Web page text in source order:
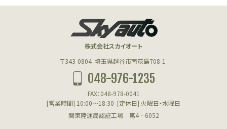
株式会社スカイオート
〒343-0804 埼玉県越谷市南荻島708-1
048-976-1235
FAX：048-978-0041
[営業時間] 10:00～18:30 [定休日] 火曜日・水曜日
関東陸運局認証工場 第4‐6052